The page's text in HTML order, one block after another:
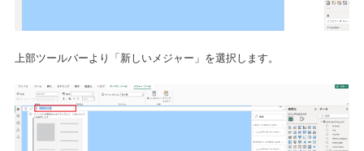
上部ツールバーより「新しいメジャー」を選択します。